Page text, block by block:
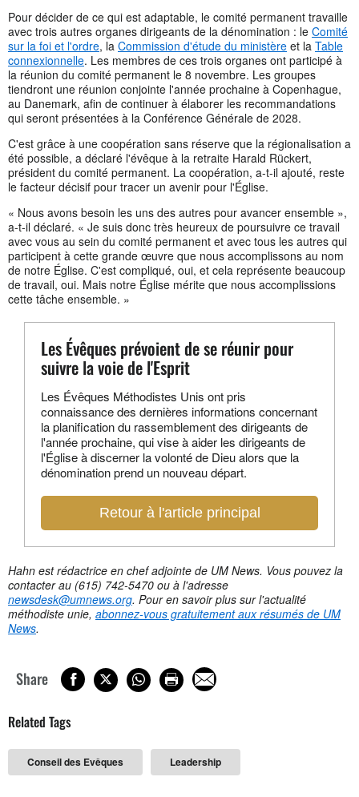
Pour décider de ce qui est adaptable, le comité permanent travaille
avec trois autres organes dirigeants de la dénomination : le Comité
sur la foi et l'ordre, la Commission d'étude du ministère et la Table
connexionnelle. Les membres de ces trois organes ont participé à
la réunion du comité permanent le 8 novembre. Les groupes
tiendront une réunion conjointe l'année prochaine à Copenhague,
au Danemark, afin de continuer à élaborer les recommandations
qui seront présentées à la Conférence Générale de 2028.
C'est grâce à une coopération sans réserve que la régionalisation a
été possible, a déclaré l'évêque à la retraite Harald Rückert,
président du comité permanent. La coopération, a-t-il ajouté, reste
le facteur décisif pour tracer un avenir pour l'Église.
« Nous avons besoin les uns des autres pour avancer ensemble »,
a-t-il déclaré. « Je suis donc très heureux de poursuivre ce travail
avec vous au sein du comité permanent et avec tous les autres qui
participent à cette grande œuvre que nous accomplissons au nom
de notre Église. C'est compliqué, oui, et cela représente beaucoup
de travail, oui. Mais notre Église mérite que nous accomplissions
cette tâche ensemble. »
Les Évêques prévoient de se réunir pour
suivre la voie de l'Esprit
Les Évêques Méthodistes Unis ont pris
connaissance des dernières informations concernant
la planification du rassemblement des dirigeants de
l'année prochaine, qui vise à aider les dirigeants de
l'Église à discerner la volonté de Dieu alors que la
dénomination prend un nouveau départ.
Retour à l'article principal
Hahn est rédactrice en chef adjointe de UM News. Vous pouvez la
contacter au (615) 742-5470 ou à l'adresse
newsdesk@umnews.org. Pour en savoir plus sur l'actualité
méthodiste unie, abonnez-vous gratuitement aux résumés de UM
News.
Share
Related Tags
Conseil des Evêques Leadership